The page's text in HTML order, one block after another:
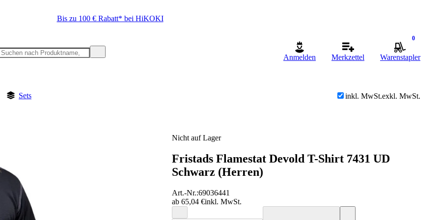
Bis zu 100 € Rabatt* bei HiKOKI
Anmelden Merkzettel
0
Warenstapler
Sets inkl. MwSt.exkl. MwSt.
Nicht auf Lager
Fristads Flamestat Devold T-Shirt 7431 UD
Schwarz (Herren)
Art.-Nr.:69036441
ab 65,04 €inkl. MwSt.